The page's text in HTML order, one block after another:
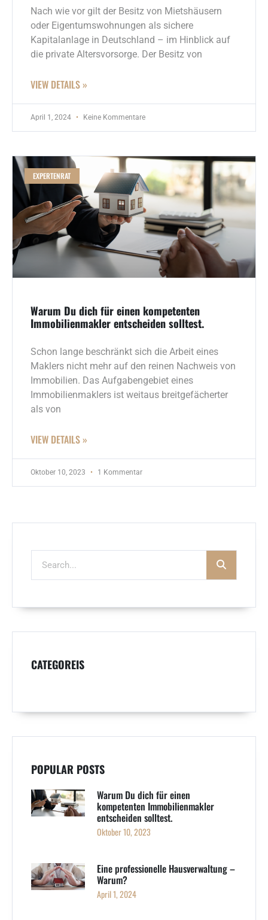
Nach wie vor gilt der Besitz von Mietshäusern
oder Eigentumswohnungen als sichere
Kapitalanlage in Deutschland – im Hinblick auf
die private Altersvorsorge. Der Besitz von
VIEW DETAILS »
April 1, 2024 Keine Kommentare
EXPERTENRAT
Warum Du dich für einen kompetenten
Immobilienmakler entscheiden solltest.
Schon lange beschränkt sich die Arbeit eines
Maklers nicht mehr auf den reinen Nachweis von
Immobilien. Das Aufgabengebiet eines
Immobilienmaklers ist weitaus breitgefächerter
als von
VIEW DETAILS »
Oktober 10, 2023 1 Kommentar
CATEGOREIS
POPULAR POSTS
Warum Du dich für einen
kompetenten Immobilienmakler
entscheiden solltest.
Oktober 10, 2023
Eine professionelle Hausverwaltung –
Warum?
April 1, 2024